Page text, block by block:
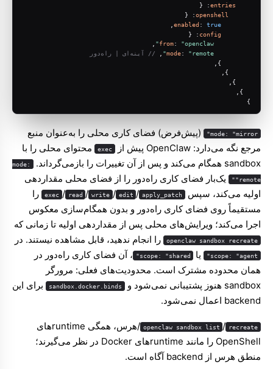
entries
: {
openshell
: {
enabled : true
config
: {
from: "openclaw"
mode: "remote"
// آینه‌ای | راه‌دور
}
mode: "mirror"
(پیش‌فرض) فضای کاری محلی را به‌عنوان منبع
مرجع نگه می‌دارد: OpenClaw پیش از
exec محتوای محلی را با
sandbox همگام می‌کند و پس از آن تغییرات را بازمی‌گرداند.
mode:
"remote"
یک‌بار فضای کاری راه‌دور را از فضای محلی مقداردهی
اولیه می‌کند، سپس
exec / read / write / edit / apply_patch
را
مستقیماً روی فضای کاری راه‌دور و بدون همگام‌سازی معکوس
اجرا می‌کند؛ ویرایش‌های محلی پس از مقداردهی اولیه تا زمانی که
openclaw sandbox recreate را انجام ندهید، قابل مشاهده نیستند. در
scope: "agent" یا scope: "shared"
، آن فضای کاری راه‌دور در
همان محدوده مشترک است. محدودیت‌های فعلی: مرورگر
sandbox هنوز پشتیبانی نمی‌شود و
sandbox.docker.binds برای این
backend اعمال نمی‌شود.
openclaw sandbox list / recreate
/هرس، همگی runtimeهای
OpenShell را مانند runtimeهای Docker در نظر می‌گیرند؛
منطق هرس از backend آگاه است.